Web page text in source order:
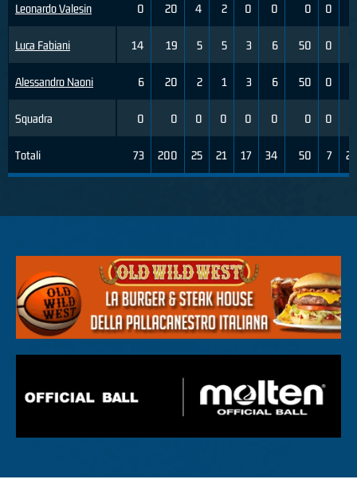
Leonardo Valesin
Luca Fabiani
Alessandro Naoni
Squadra
Totali
0 20 4 2 0 0 0 0
14 19 5 5 3 6 50 0
6 20 2 1 3 6 50 0
0 0 0 0 0 0 0 0
73 200 25 21 17 34 50 7 25